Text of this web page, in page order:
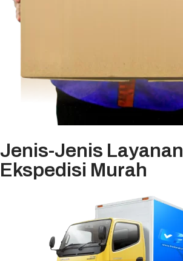
Jenis-Jenis Layanan
Ekspedisi Murah